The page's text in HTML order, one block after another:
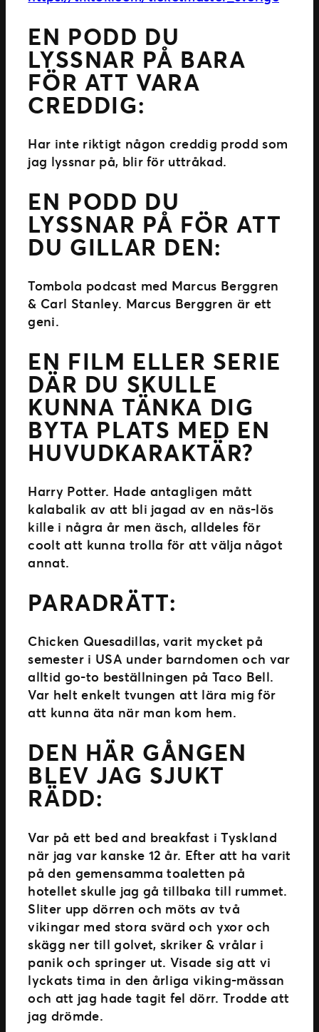
EN PODD DU
LYSSNAR PÅ BARA
FÖR ATT VARA
CREDDIG:
Har inte riktigt någon creddig prodd som
jag lyssnar på, blir för uttråkad.
EN PODD DU
LYSSNAR PÅ FÖR ATT
DU GILLAR DEN:
Tombola podcast med Marcus Berggren
& Carl Stanley. Marcus Berggren är ett
geni.
EN FILM ELLER SERIE
DÄR DU SKULLE
KUNNA TÄNKA DIG
BYTA PLATS MED EN
HUVUDKARAKTÄR?
Harry Potter. Hade antagligen mått
kalabalik av att bli jagad av en näs-lös
kille i några år men äsch, alldeles för
coolt att kunna trolla för att välja något
annat.
PARADRÄTT:
Chicken Quesadillas, varit mycket på
semester i USA under barndomen och var
alltid go-to beställningen på Taco Bell.
Var helt enkelt tvungen att lära mig för
att kunna äta när man kom hem.
DEN HÄR GÅNGEN
BLEV JAG SJUKT
RÄDD:
Var på ett bed and breakfast i Tyskland
när jag var kanske 12 år. Efter att ha varit
på den gemensamma toaletten på
hotellet skulle jag gå tillbaka till rummet.
Sliter upp dörren och möts av två
vikingar med stora svärd och yxor och
skägg ner till golvet, skriker & vrålar i
panik och springer ut. Visade sig att vi
lyckats tima in den årliga viking-mässan
och att jag hade tagit fel dörr. Trodde att
jag drömde.